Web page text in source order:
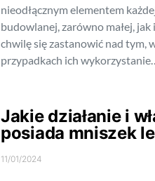
nieodłącznym elementem
budowlanej, zarówno małej,
chwilę się zastanowić nad tym,
przypadkach ich
Jakie działanie i
posiada mniszek
11/01/2024